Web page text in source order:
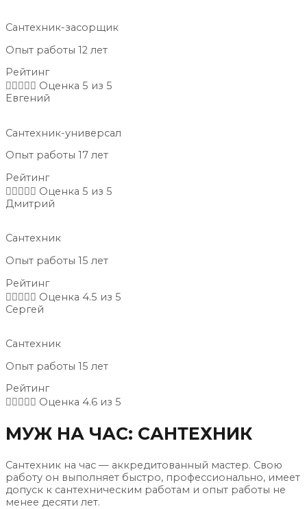
Сантехник-засорщик
Опыт работы 12 лет
Рейтинг
 Оценка 5 из 5
Евгений
Сантехник-универсал
Опыт работы 17 лет
Рейтинг
 Оценка 5 из 5
Дмитрий
Сантехник
Опыт работы 15 лет
Рейтинг
 Оценка 4.5 из 5
Сергей
Сантехник
Опыт работы 15 лет
Рейтинг
     Оценка 4.6 из 5
МУЖ НА ЧАС: САНТЕХНИК
Сантехник на час — аккредитованный мастер. Свою
работу он выполняет быстро, профессионально, имеет
допуск к сантехническим работам и опыт работы не
менее десяти лет.